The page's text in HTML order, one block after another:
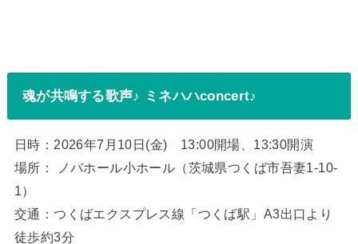
魂が共鳴する歌声♪ ミネハハconcert♪
日時：2026年7月10日(金) 13:00開場、13:30開演
場所： ノバホール小ホール（茨城県つくば市吾妻1-10-
1）
交通：つくばエクスプレス線「つくば駅」A3出口より
徒歩約3分